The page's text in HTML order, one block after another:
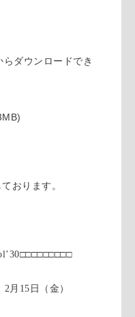
ダウンロードでき
おります。
月15日（金）